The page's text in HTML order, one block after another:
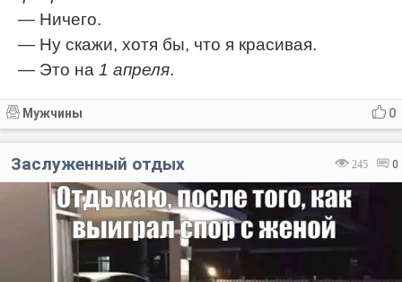
— Ничего.
— Ну скажи, хотя бы, что я красивая.
— Это на 1 апреля.
0
Мужчины
245 0
Заслуженный отдых